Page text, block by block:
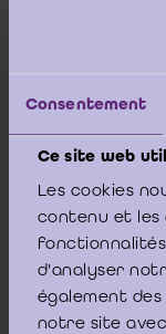
Consentement
Ce site web
Les cookies
contenu et les
d'analyser
également
notre site
participé
fonctions
période d'un
qu'ils ont
contrôle